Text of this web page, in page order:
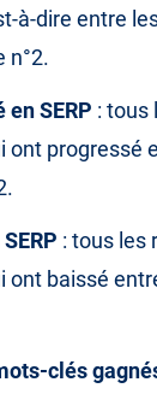
à-dire entre
n°2.
SERP : tous
ont progressé
: tous les
ont baissé
clés